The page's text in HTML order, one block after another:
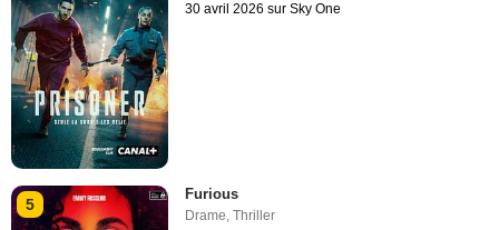
30 avril 2026 sur Sky One
5
Furious
Drame ,Thriller